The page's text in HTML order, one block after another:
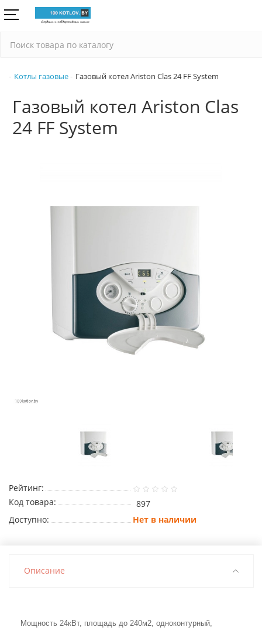
Котлы газовые Газовый котел Ariston Clas 24 FF System
Газовый котел Ariston Clas
24 FF System
Рейтинг:
Код товара:
897
Доступно:
Нет в наличии
Описание
Мощность 24кВт, площадь до 240м2, одноконтурный,